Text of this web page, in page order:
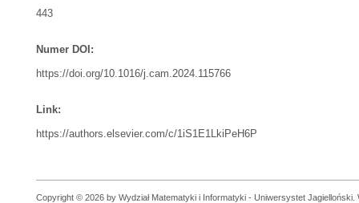
443
Numer DOI:
https://doi.org/10.1016/j.cam.2024.115766
Link:
https://authors.elsevier.com/c/1iS1E1LkiPeH6P
Copyright © 2026 by Wydział Matematyki i Informatyki - Uniwersystet